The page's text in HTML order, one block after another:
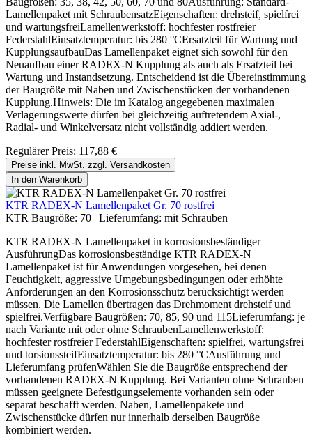
Lamellenpaket mit SchraubensatzEigenschaften: drehsteif, spielfrei
und wartungsfreiLamellenwerkstoff: hochfester rostfreier
FederstahlEinsatztemperatur: bis 280 °CErsatzteil für Wartung und
KupplungsaufbauDas Lamellenpaket eignet sich sowohl für den
Neuaufbau einer RADEX-N Kupplung als auch als Ersatzteil bei
Wartung und Instandsetzung. Entscheidend ist die Übereinstimmung
der Baugröße mit Naben und Zwischenstücken der vorhandenen
Kupplung.Hinweis: Die im Katalog angegebenen maximalen
Verlagerungswerte dürfen bei gleichzeitig auftretendem Axial-,
Radial- und Winkelversatz nicht vollständig addiert werden.
Regulärer Preis: 117,88 €
Preise inkl. MwSt. zzgl. Versandkosten
In den Warenkorb
KTR RADEX-N Lamellenpaket Gr. 70 rostfrei
KTR Baugröße: 70 | Lieferumfang: mit Schrauben
KTR RADEX-N Lamellenpaket in korrosionsbeständiger
AusführungDas korrosionsbeständige KTR RADEX-N
Lamellenpaket ist für Anwendungen vorgesehen, bei denen
Feuchtigkeit, aggressive Umgebungsbedingungen oder erhöhte
Anforderungen an den Korrosionsschutz berücksichtigt werden
müssen. Die Lamellen übertragen das Drehmoment drehsteif und
spielfrei.Verfügbare Baugrößen: 70, 85, 90 und 115Lieferumfang: je
nach Variante mit oder ohne SchraubenLamellenwerkstoff:
hochfester rostfreier FederstahlEigenschaften: spielfrei, wartungsfrei
und torsionssteifEinsatztemperatur: bis 280 °CAusführung und
Lieferumfang prüfenWählen Sie die Baugröße entsprechend der
vorhandenen RADEX-N Kupplung. Bei Varianten ohne Schrauben
müssen geeignete Befestigungselemente vorhanden sein oder
separat beschafft werden. Naben, Lamellenpakete und
Zwischenstücke dürfen nur innerhalb derselben Baugröße
kombiniert werden.